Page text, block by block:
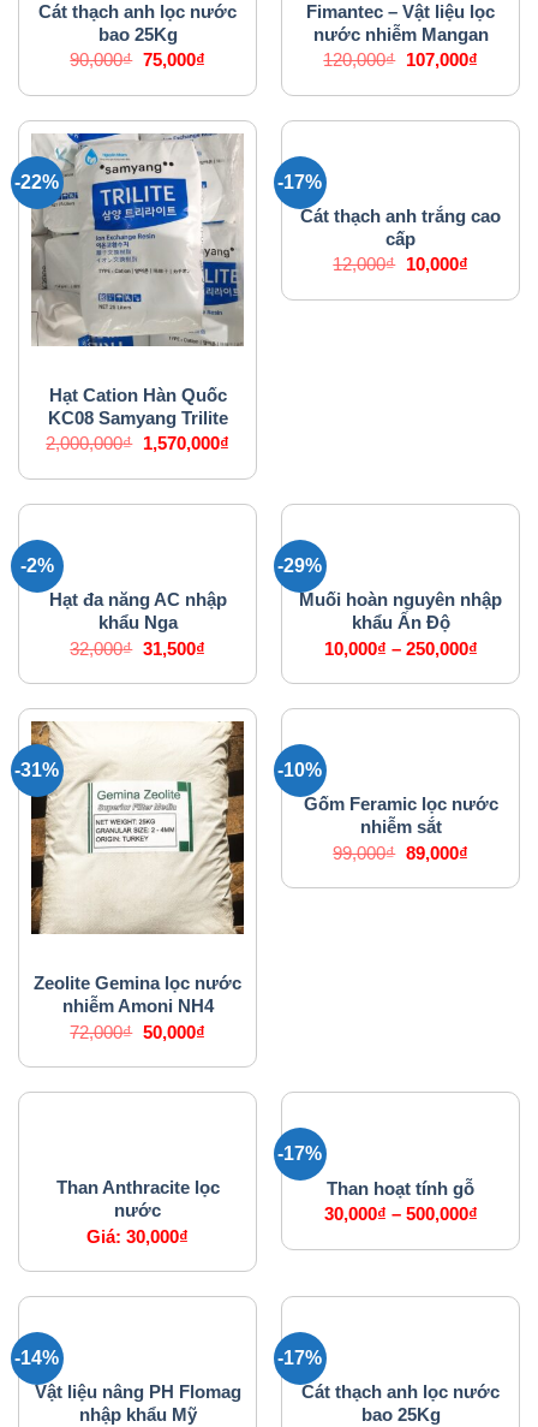
Cát thạch anh lọc nước
bao 25Kg
90,000₫ Giá
là:
75,000₫Giá
tại
75,000₫.
Fimantec – Vật liệu lọc
nước nhiễm Mangan
120,000₫ Giá
là:
107,000₫Giá
tại
-22%
Hạt Cation Hàn Quốc
KC08 Samyang Trilite
2,000,000₫ Giá
là:
1,570,000₫Giá
tại
1,570,000₫.
-17%VẬT LIỆU LỌC NƯỚC
Cát thạch anh trắng cao
cấp
12,000₫ Giá
là:
10,000₫Giá
tại
-2%VẬT LIỆU LỌC NƯỚC
Hạt đa năng AC nhập
khẩu Nga
32,000₫ Giá
là:
31,500₫Giá
tại
31,500₫.
-29%VẬT LIỆU LỌC NƯỚC
Muối hoàn nguyên nhập
khẩu Ấn Độ
10,000₫ – 250,000₫
-31%
Zeolite Gemina lọc nước
nhiễm Amoni NH4
72,000₫ Giá
là:
50,000₫Giá
tại
50,000₫.
-10%VẬT LIỆU LỌC NƯỚC
Gốm Feramic lọc nước
nhiễm sắt
99,000₫ Giá
là:
89,000₫Giá
tại
Than Anthracite lọc
nước
Giá:30,000₫
-17%VẬT LIỆU LỌC NƯỚC
Than hoạt tính gỗ
30,000₫ – 500,000₫
-14%VẬT LIỆU LỌC NƯỚC
Vật liệu nâng PH Flomag
nhập khẩu Mỹ
-17%VẬT LIỆU LỌC NƯỚC
Cát thạch anh lọc nước
bao 25Kg